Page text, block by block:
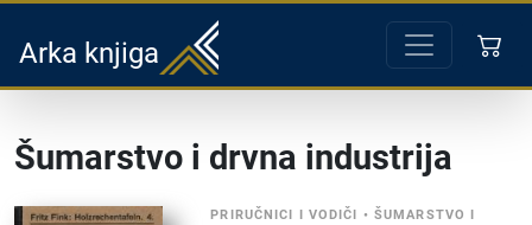
Arka knjiga
Šumarstvo i drvna industrija
PRIRUČNICI I VODIČI • ŠUMARSTVO I